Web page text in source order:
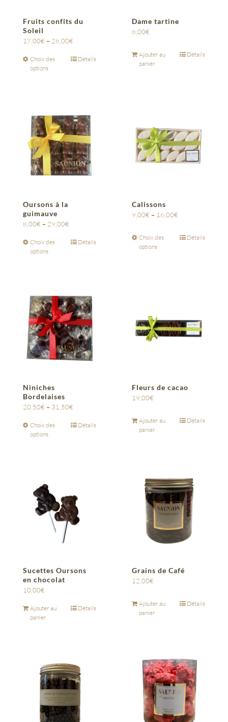
Fruits confits du
Soleil
17,00€ – 28,00€
Choix des
options
Détails
Dame tartine
8,00€
Ajouter au
panier
Détails
Oursons à la
guimauve
8,00€ – 29,00€
Choix des
options
Détails
Calissons
9,00€ – 16,00€
Choix des
options
Détails
Niniches
Bordelaises
20,50€ – 31,50€
Choix des
options
Détails
Fleurs de cacao
19,00€
Ajouter au
panier
Détails
Sucettes Oursons
en chocolat
10,00€
Ajouter au
panier
Détails
Grains de Café
12,00€
Ajouter au
panier
Détails